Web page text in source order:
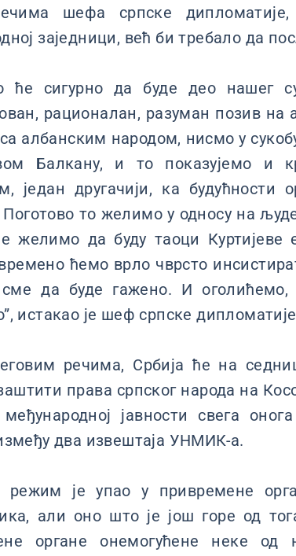
шефа српске
заједници, већ би требало да
ће сигурно да буде део нашег
рационалан, разуман позив на
албанским народом, нисмо у
Балкану, и то показујемо и
један другачији, ка будућности
то желимо у односу на
желимо да буду таоци Куртијеве
ћемо врло чврсто
да буде гажено. И
истакао је шеф српске
речима, Србија ће на
права српског народа на
међународној јавности свега
два извештаја УНМИК-а.
режим је упао у привремене
али оно што је још горе од
органе онемогућене неке од